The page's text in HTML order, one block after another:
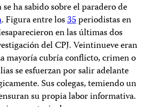
ha sabido sobre el paradero de
. Figura entre los35periodistas en
en las últimas dos
del CPJ. Veintinueve eran
mayoría cubría conflicto, crimen o
se esfuerzan por salir adelante
Sus colegas, temiendo un
su propia labor informativa.